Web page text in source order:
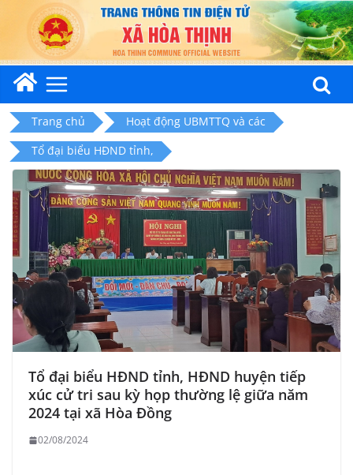
content
Trang chủ
Hoạt động UBMTTQ và các
Tổ đại biểu HĐND tỉnh,
Tổ đại biểu HĐND tỉnh, HĐND huyện tiếp
xúc cử tri sau kỳ họp thường lệ giữa năm
2024 tại xã Hòa Đồng
02/08/2024